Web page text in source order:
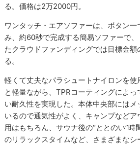
る。価格は2万2000円。
ワンタッチ・エアソファーは、ボタン一
み、約60秒で完成する簡易ソファーで
たクラウドファンディングでは目標金
る。
軽くて丈夫なパラシュートナイロンを使
と軽量ながら、TPRコーティングによ
い耐久性を実現した。本体中央部にはメ
いるので通気性がよく、キャンプなど
用はもちろん、サウナ後の“ととのい”時
のリラックスタイムなど、さまざまなシ